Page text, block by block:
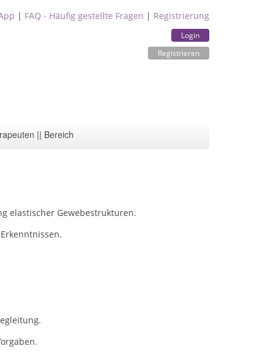
| FAQ - Häufig gestellte Fragen | Registrierung
Login
Registrieren
|| Bereich
elastischer Gewebestrukturen.